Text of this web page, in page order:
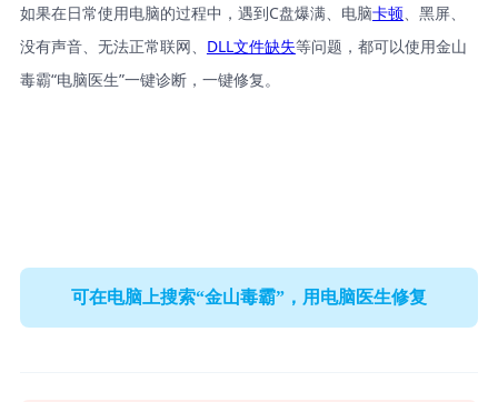
如果在日常使用电脑的过程中，遇到C盘爆满、电脑卡顿、黑屏、
没有声音、无法正常联网、 DLL文件缺失等问题，都可以使用金山
毒霸“电脑医生”一键诊断，一键修复。
可在电脑上搜索“金山毒霸”，用电脑医生修复